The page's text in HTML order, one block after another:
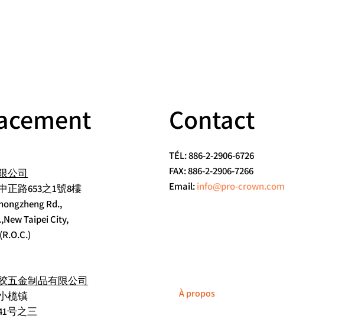
公司
正路653之1號8樓
Rd.,
Taipei City,
五金制品有限公司
榄镇
号之三
Contact
TÉL: 886-2-2906-6726
FAX: 886-2-2906-7266
Email:info@pro-crown.com
À propos